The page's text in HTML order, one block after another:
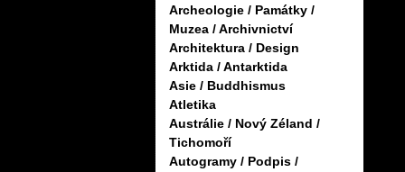
Archeologie / Památky /
Muzea / Archivnictví
Architektura / Design
Arktida / Antarktida
Asie / Buddhismus
Atletika
Austrálie / Nový Zéland /
Tichomoří
Autogramy / Podpis /